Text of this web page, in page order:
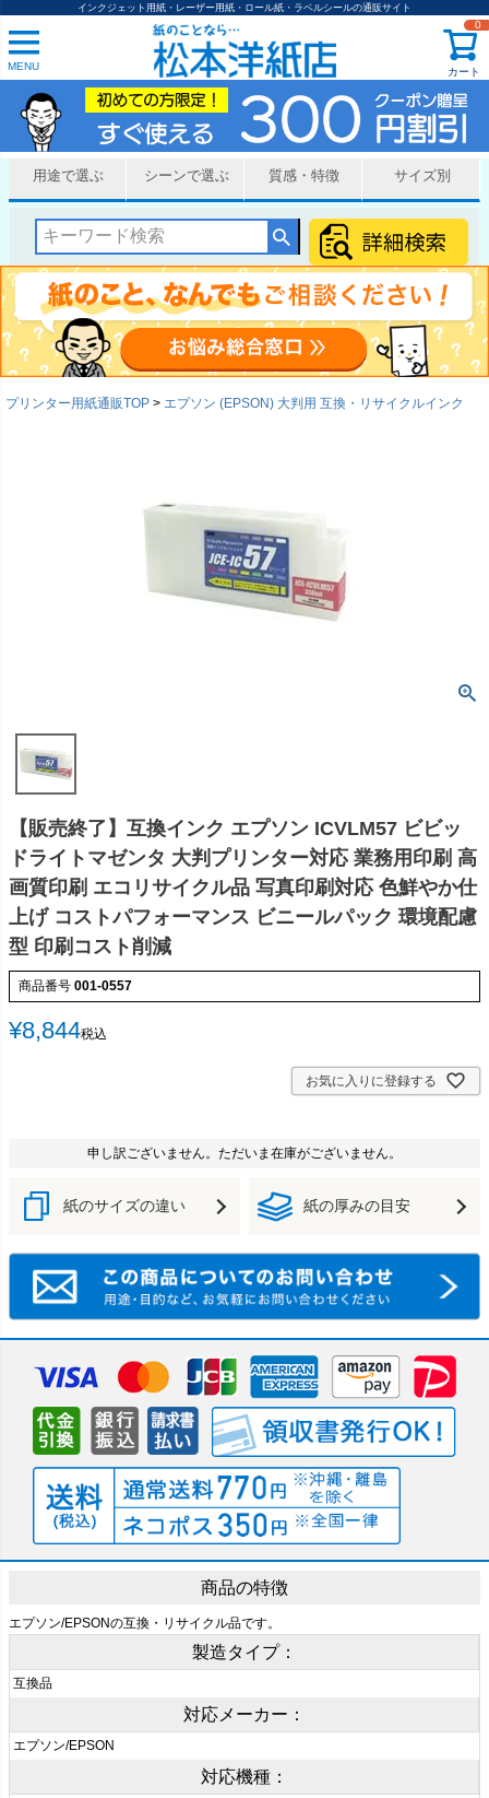
インクジェット用紙・レーザー用紙・ロール紙・ラベルシールの通販サイト
MENU カート
0
用途で選ぶ シーンで選ぶ 質感・特徴 サイズ別
プリンター用紙通販TOP エプソン (EPSON) 大判用 互換・リサイクルインク
【販売終了】互換インク エプソン ICVLM57 ビビッ
ドライトマゼンタ 大判プリンター対応 業務用印刷 高
画質印刷 エコリサイクル品 写真印刷対応 色鮮やか仕
上げ コストパフォーマンス ビニールパック 環境配慮
型 印刷コスト削減
商品番号 001-0557
¥8,844税込
お気に入りに登録する
申し訳ございません。ただいま在庫がございません。
紙のサイズの違い 紙の厚みの目安
商品の特徴
エプソン/EPSONの互換・リサイクル品です。
製造タイプ：
互換品
対応メーカー：
エプソン/EPSON
対応機種：